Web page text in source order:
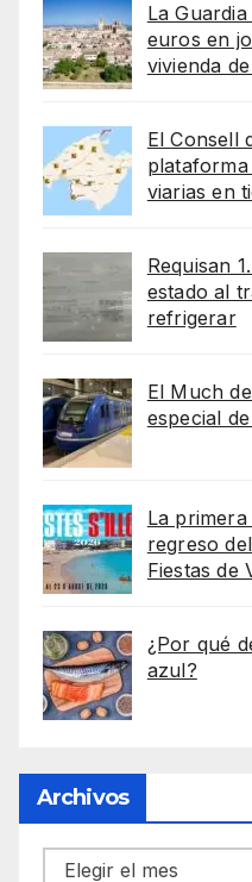
La
euros en
vivienda
El Consell
plataforma
viarias en
Requisan
estado al
refrigerar
El Much
especial
La
regreso
Fiestas de
¿Por qué
azul?
Archivos
Archivos